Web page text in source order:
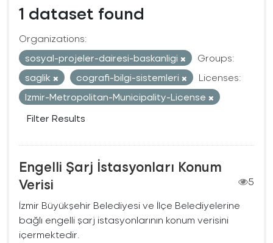
1 dataset found
Organizations:
sosyal-projeler-dairesi-baskanligi
Groups:
saglik
cografi-bilgi-sistemleri
Licenses:
Izmir-Metropolitan-Municipality-License
Filter Results
Engelli Şarj İstasyonları Konum
Verisi
5
İzmir Büyükşehir Belediyesi ve İlçe Belediyelerine
bağlı engelli şarj istasyonlarının konum verisini
içermektedir.